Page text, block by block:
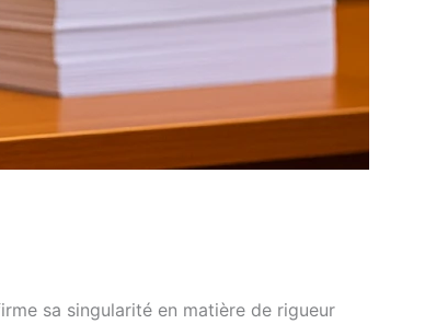
sa singularité en matière de rigueur